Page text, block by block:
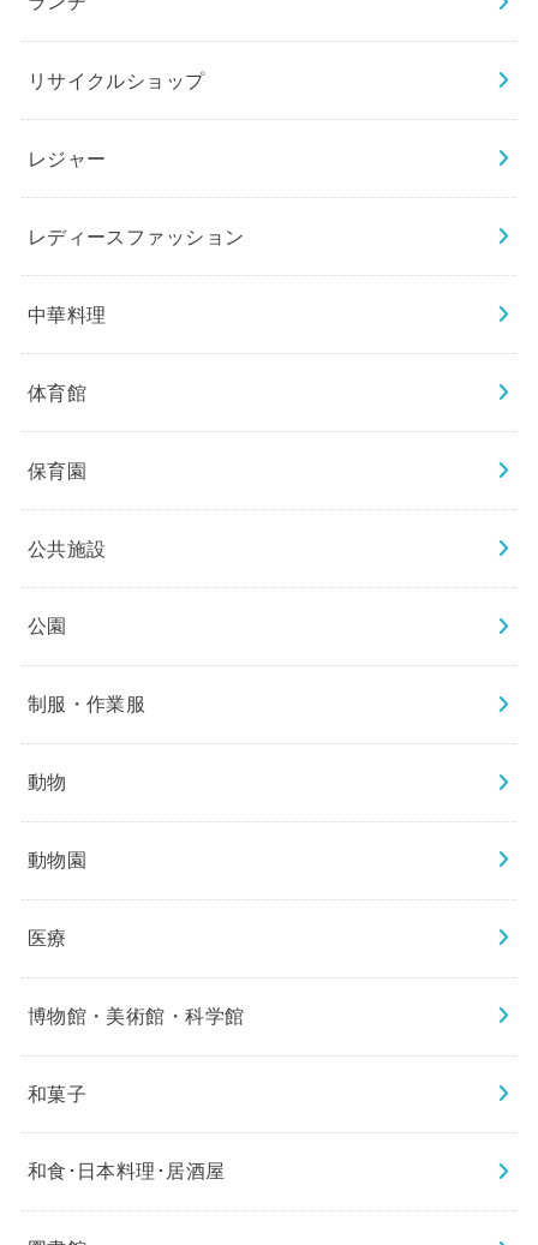
リサイクルショップ
レジャー
レディースファッション
中華料理
体育館
保育園
公共施設
公園
制服・作業服
動物
動物園
医療
博物館・美術館・科学館
和菓子
和食･日本料理･居酒屋